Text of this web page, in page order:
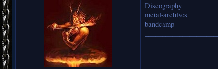
Discography
metal-archives
bandcamp